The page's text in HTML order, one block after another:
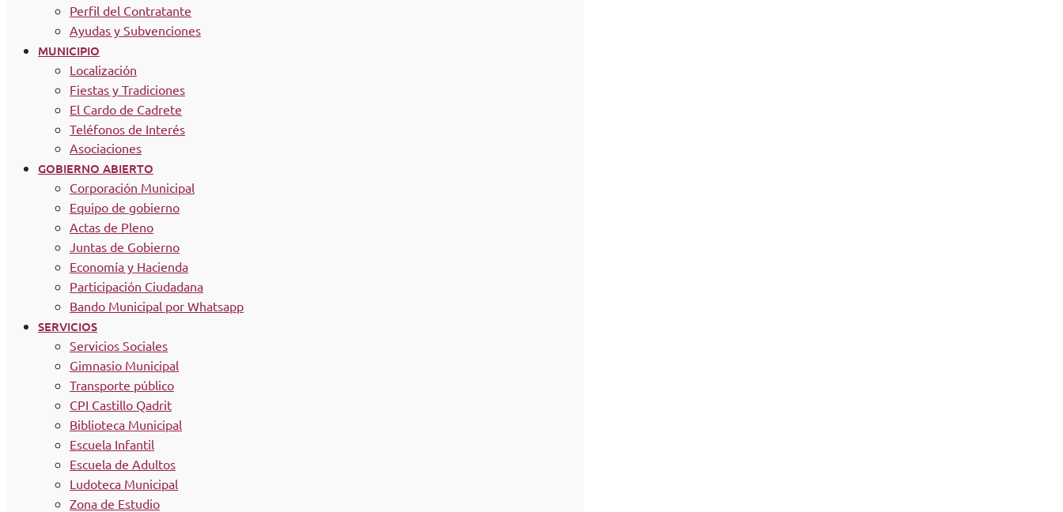
Perfil del Contratante
Ayudas y Subvenciones
MUNICIPIO
Localización
Fiestas y Tradiciones
El Cardo de Cadrete
Teléfonos de Interés
Asociaciones
GOBIERNO ABIERTO
Corporación Municipal
Equipo de gobierno
Actas de Pleno
Juntas de Gobierno
Economía y Hacienda
Participación Ciudadana
Bando Municipal por Whatsapp
SERVICIOS
Servicios Sociales
Gimnasio Municipal
Transporte público
CPI Castillo Qadrit
Biblioteca Municipal
Escuela Infantil
Escuela de Adultos
Ludoteca Municipal
Zona de Estudio